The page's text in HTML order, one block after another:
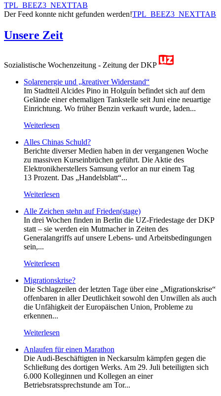
TPL_BEEZ3_NEXTTAB
Der Feed konnte nicht gefunden werden!TPL_BEEZ3_NEXTTAB
Unsere Zeit
Sozialistische Wochenzeitung - Zeitung der DKP
Solarenergie und „kreativer Widerstand“
Im Stadtteil Alcides Pino in Holguín befindet sich auf dem
Gelände einer ehemaligen Tankstelle seit Juni eine neuartige
Einrichtung. Wo früher Benzin verkauft wurde, laden...
Weiterlesen
Alles Chinas Schuld?
Berichte diverser Medien haben in der vergangenen Woche
zu massiven Kurseinbrüchen geführt. Die Aktie des
Elektronikherstellers Samsung verlor an nur einem Tag
13 Prozent. Das „Handelsblatt“...
Weiterlesen
Alle Zeichen stehn auf Frieden(stage)
In drei Wochen finden in Berlin die UZ-Friedestage der DKP
statt – sie werden ein Mutmacher in Zeiten des
Generalangriffs auf unsere Lebens- und Arbeitsbedingungen
sein,...
Weiterlesen
Migrationskrise?
Die Schlagzeilen der letzten Tage über eine „Migrationskrise“
offenbaren in aller Deutlichkeit sowohl den Unwillen als auch
die Unfähigkeit der Europäischen Union, Probleme zu
erkennen...
Weiterlesen
Anlaufen für einen Marathon
Die Audi-Beschäftigten in Neckarsulm kämpfen gegen die
Schließung des dortigen Werks. Am 29. Juli beteiligten sich
6.000 Kolleginnen und Kollegen an einer
Betriebsratssprechstunde am Tor...